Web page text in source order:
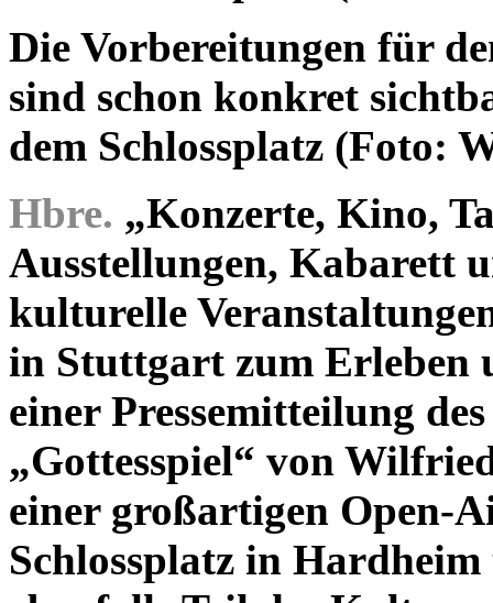
Die Vorbereitungen für
sind schon konkret
dem Schlossplatz (Foto:
Hbre. „Konzerte, Kino,
Ausstellungen, Kabarett
kulturelle
in Stuttgart zum Erleben
einer Pressemitteilung
„Gottesspiel“ von
einer großartigen Open-
Schlossplatz in